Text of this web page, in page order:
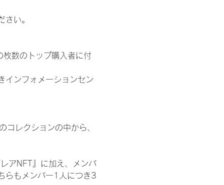
い。
数のトップ購入者に付
インフォメーションセン
レクションの中から、
アNFT』に加え、メンバ
らもメンバー1人につき3